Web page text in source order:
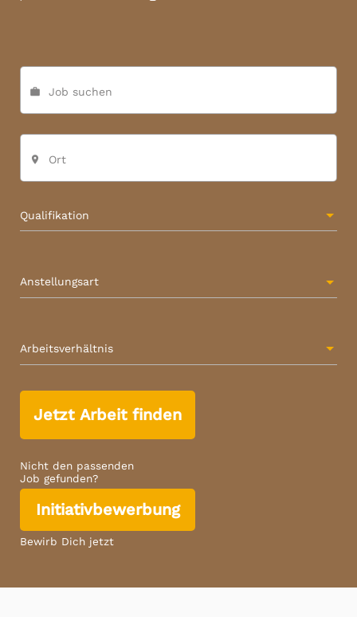
work Job suchen
place Ort
Qualifikation
Anstellungsart
Arbeitsverhältnis
Jetzt Arbeit finden
Nicht den passenden
Job gefunden?
Initiativbewerbung
Bewirb Dich jetzt